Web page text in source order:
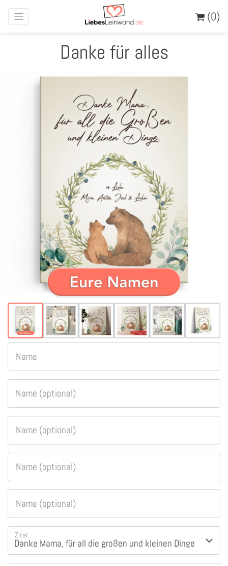
(0)
Danke für alles
Name
Name (optional)
Name (optional)
Name (optional)
Name (optional)
Zitat